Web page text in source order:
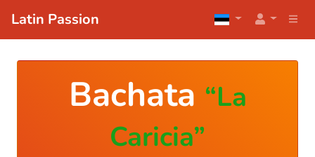
Latin Passion
Bachata “La
Caricia”